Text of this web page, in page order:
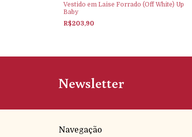
Vestido em Laise Forrado (Off White) Up
Baby
R$203,90
Newsletter
Navegação